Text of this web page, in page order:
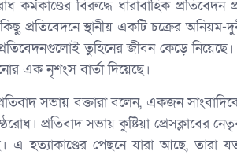
কর্মকাণ্ডের বিরুদ্ধে ধারাবাহিক
প্রতিবেদনে স্থানীয় একটি চক্রের
তুহিনের জীবন কেড়ে
এক নৃশংস বার্তা দিয়েছে।
সভায় বক্তারা বলেন, একজন
প্রতিবাদ সভায় কুষ্টিয়া
এ হত্যাকাণ্ডের পেছনে যারা আছে,